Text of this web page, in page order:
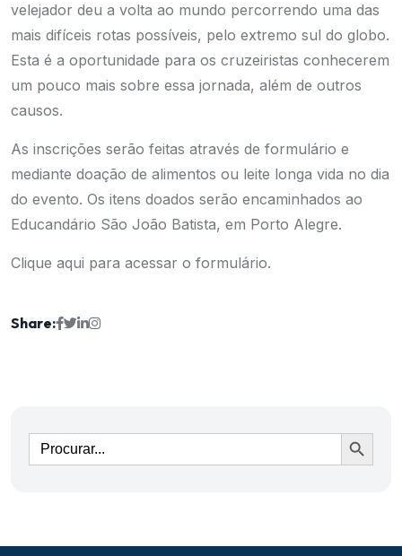
velejador deu a volta ao mundo percorrendo uma das
mais difíceis rotas possíveis, pelo extremo sul do globo.
Esta é a oportunidade para os cruzeiristas conhecerem
um pouco mais sobre essa jornada, além de outros
causos.
As inscrições serão feitas através de formulário e
mediante doação de alimentos ou leite longa vida no dia
do evento. Os itens doados serão encaminhados ao
Educandário São João Batista, em Porto Alegre.
Clique aqui para acessar o formulário.
Share:
Ir